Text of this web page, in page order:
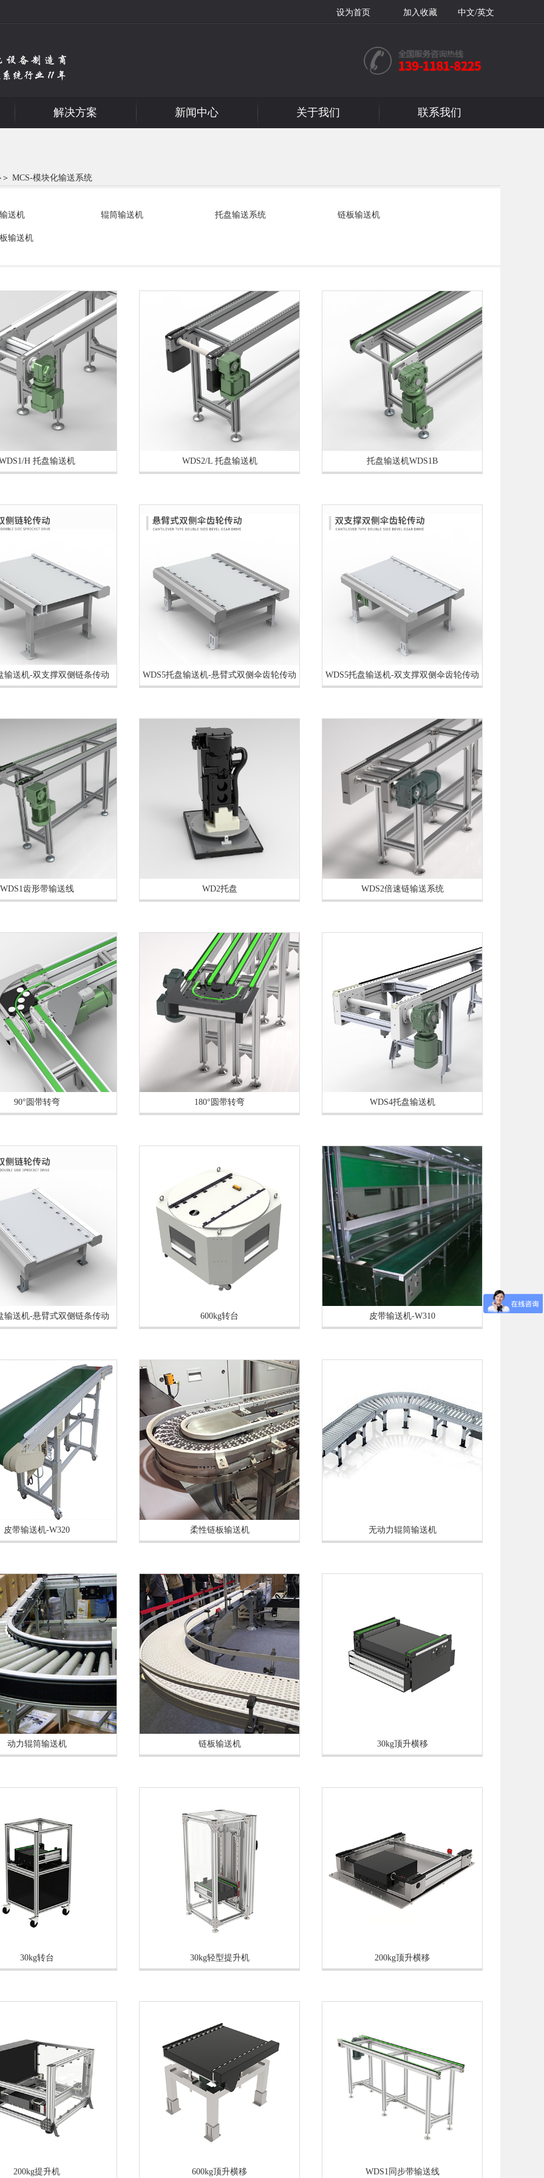
设为首页 加入收藏 中文/英文
解决方案 新闻中心 关于我们 联系我们
＞ MCS-模块化输送系统
送机 辊筒输送机 托盘输送系统 链板输送机
输送机
H 托盘输送机 WDS2/L 托盘输送机 托盘输送机WDS1B
输送机-双支撑双侧链条传动 WDS5托盘输送机-悬臂式双侧伞齿轮传动 WDS5托盘输送机-双支撑双侧伞齿轮传动
WDS1齿形带输送线 WD2托盘 WDS2倍速链输送系统
90°圆带转弯 180°圆带转弯 WDS4托盘输送机
输送机-悬臂式双侧链条传动 600kg转台 皮带输送机-W310
皮带输送机-W320 柔性链板输送机 无动力辊筒输送机
动力辊筒输送机 链板输送机 30kg顶升横移
30kg转台 30kg轻型提升机 200kg顶升横移
200kg提升机 600kg顶升横移 WDS1同步带输送线